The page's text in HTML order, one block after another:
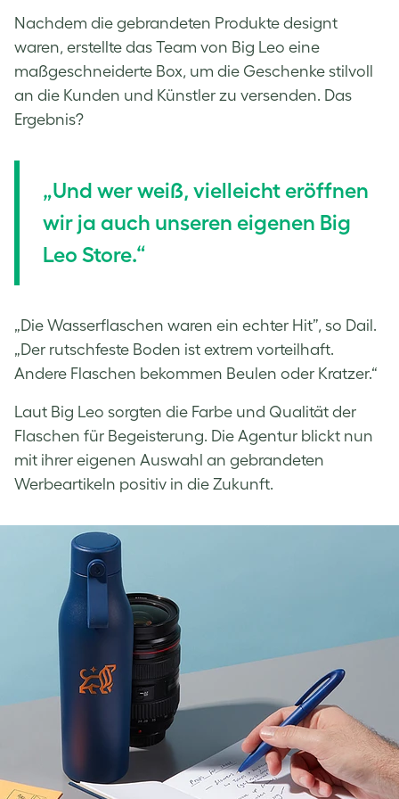
Nachdem die gebrandeten Produkte designt
waren, erstellte das Team von Big Leo eine
maßgeschneiderte Box, um die Geschenke stilvoll
an die Kunden und Künstler zu versenden. Das
Ergebnis?
„Und wer weiß, vielleicht eröffnen
wir ja auch unseren eigenen Big
Leo Store.“
„Die Wasserflaschen waren ein echter Hit”, so Dail.
„Der rutschfeste Boden ist extrem vorteilhaft.
Andere Flaschen bekommen Beulen oder Kratzer.“
Laut Big Leo sorgten die Farbe und Qualität der
Flaschen für Begeisterung. Die Agentur blickt nun
mit ihrer eigenen Auswahl an gebrandeten
Werbeartikeln positiv in die Zukunft.